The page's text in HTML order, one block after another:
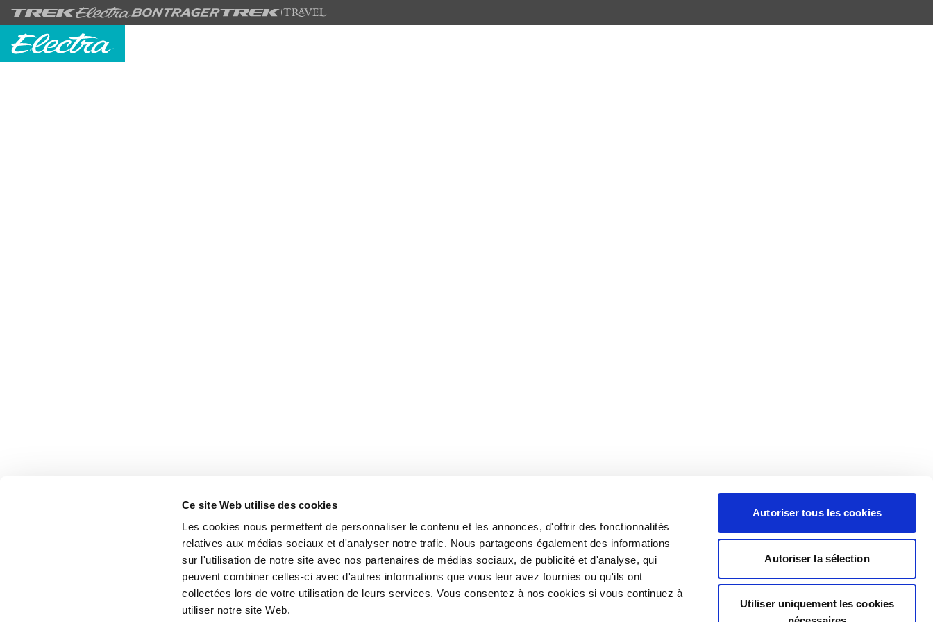
Ce site Web utilise des cookies
Les cookies nous permettent de personnaliser le contenu et les annonces, d'offrir des fonctionnalités
relatives aux médias sociaux et d'analyser notre trafic. Nous partageons également des informations
sur l'utilisation de notre site avec nos partenaires de médias sociaux, de publicité et d'analyse, qui
peuvent combiner celles-ci avec d'autres informations que vous leur avez fournies ou qu'ils ont
collectées lors de votre utilisation de leurs services. Vous consentez à nos cookies si vous continuez à
utiliser notre site Web.
Autoriser tous les cookies
Autoriser la sélection
Utiliser uniquement les cookies